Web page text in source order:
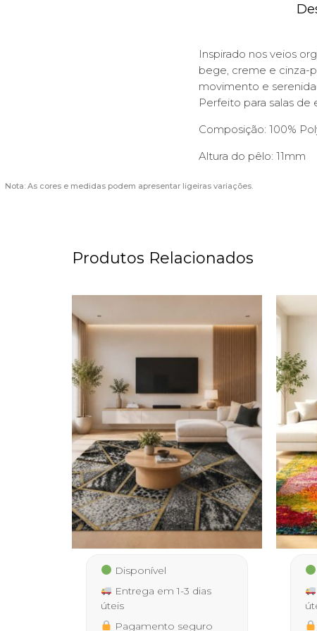
Inspirado nos veios
bege, creme e cinza-
movimento e
Perfeito para salas
Composição: 100%
Altura do pêlo: 11mm
Nota: As cores e medidas podem apresentar ligeiras variações.
Produtos Relacionados
Disponível
Entrega em 1-3 dias
úteis
Pagamento seguro